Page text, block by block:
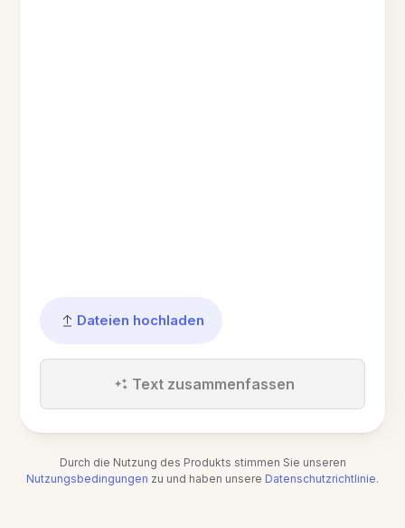
Dateien hochladen
Text zusammenfassen
Durch die Nutzung des Produkts stimmen Sie unseren
Nutzungsbedingungen zu und haben unsere Datenschutzrichtlinie.